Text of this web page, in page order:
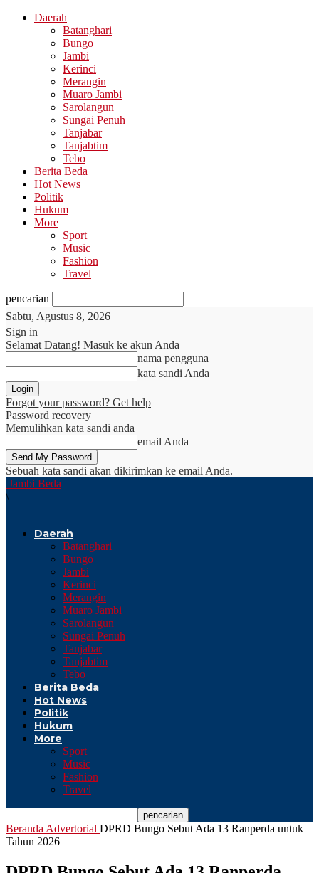
Daerah
Batanghari
Bungo
Jambi
Kerinci
Merangin
Muaro Jambi
Sarolangun
Sungai Penuh
Tanjabar
Tanjabtim
Tebo
Berita Beda
Hot News
Politik
Hukum
More
Sport
Music
Fashion
Travel
pencarian
Sabtu, Agustus 8, 2026
Sign in
Selamat Datang! Masuk ke akun Anda
nama pengguna
kata sandi Anda
Forgot your password? Get help
Password recovery
Memulihkan kata sandi anda
email Anda
Sebuah kata sandi akan dikirimkan ke email Anda.
Jambi Beda
\
Daerah
Batanghari
Bungo
Jambi
Kerinci
Merangin
Muaro Jambi
Sarolangun
Sungai Penuh
Tanjabar
Tanjabtim
Tebo
Berita Beda
Hot News
Politik
Hukum
More
Sport
Music
Fashion
Travel
Beranda Advertorial DPRD Bungo Sebut Ada 13 Ranperda untuk
Tahun 2026